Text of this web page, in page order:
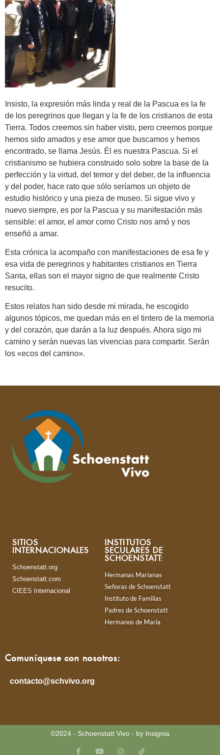
Insisto, la expresión más linda y real de la Pascua es la fe
de los peregrinos que llegan y la fe de los cristianos de esta
Tierra. Todos creemos sin haber visto, pero creemos porque
hemos sido amados y ese amor que buscamos y hemos
encontrado, se llama Jesús. Él es nuestra Pascua. Si el
cristianismo se hubiera construido solo sobre la base de la
perfección y la virtud, del temor y del deber, de la influencia
y del poder, hace rato que sólo seríamos un objeto de
estudio histórico y una pieza de museo. Si sigue vivo y
nuevo siempre, es por la Pascua y su manifestación más
sensible: el amor, el amor como Cristo nos amó y nos
enseñó a amar.
Esta crónica la acompaño con manifestaciones de esa fe y
esa vida de peregrinos y habitantes cristianos en Tierra
Santa, ellas son el mayor signo de que realmente Cristo
resucito.
Estos relatos han sido desde mi mirada, he escogido
algunos tópicos, me quedan más en el tintero de la memoria
y del corazón, que darán a la luz después. Ahora sigo mi
camino y serán nuevas las vivencias para compartir. Serán
los «ecos del camino».
SITIOS
INTERNACIONALES
Schoenstatt.org
Schoenstatt.com
CIEES Internacional
INSTITUTOS
SECULARES DE
SCHOENSTATT:
Hermanas Marianas
Señoras de Schoenstatt
Instituto de Familias
Padres de Schoenstatt
Hermanos de María
Comuníquese con nosotros:
contacto@schvivo.org
©2024 - Schoenstatt Vivo - by Insignia